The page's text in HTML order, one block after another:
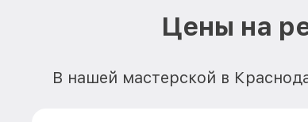
Цены на
В нашей мастерской в